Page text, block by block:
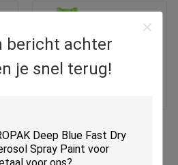
bericht achter
je snel terug!
maat gemaakte kleuren scherm
geur Gebruik Effectieve
geurverwijder Langdurig
milieuvriendelijk Huisdier-veilig